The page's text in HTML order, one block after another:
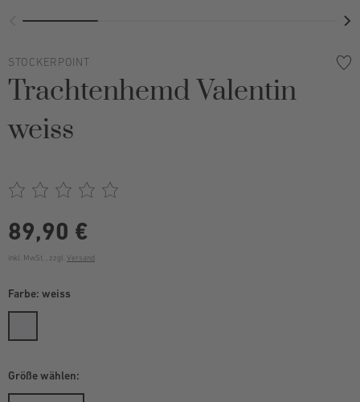
STOCKERPOINT
Trachtenhemd Valentin
weiss
89,90 €
inkl. MwSt. , zzgl. Versand
Farbe: weiss
Größe wählen: